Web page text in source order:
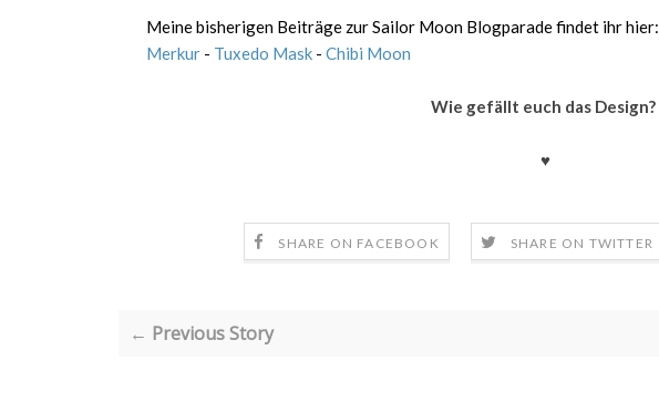
Meine bisherigen Beiträge zur Sailor Moon Blogparade findet ihr hier:
Merkur - Tuxedo Mask - Chibi Moon
Wie gefällt euch das Design?
♥
SHARE ON FACEBOOK SHARE ON TWITTER
← Previous Story